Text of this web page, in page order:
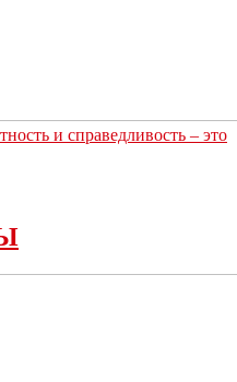
и справедливость – это